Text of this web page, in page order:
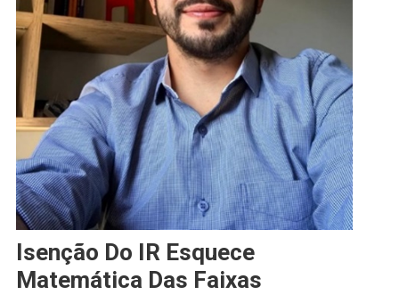
Isenção Do IR Esquece
Matemática Das Faixas